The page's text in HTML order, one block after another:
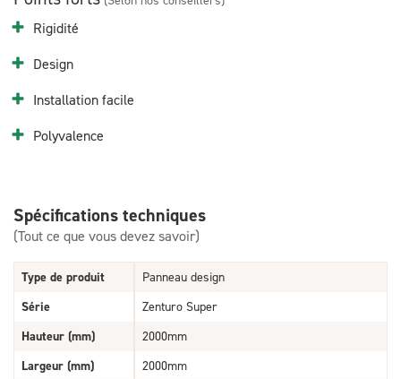
Rigidité
Design
Installation facile
Polyvalence
Spécifications techniques
(Tout ce que vous devez savoir)
Type de produit
Panneau design
Série
Zenturo Super
Hauteur (mm)
2000mm
Largeur (mm)
2000mm